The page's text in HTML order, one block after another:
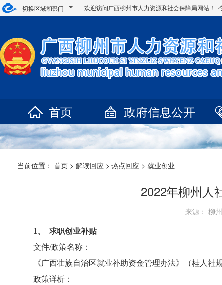
切换区域和部门 欢迎访问广西柳州市人力资源和社会保障局网站！
首页 政府信息公开
当前位置： 首页 > 解读回应 > 热点回应 > 就业创业
2022年柳州人
来源： 柳
1、 求职创业补贴
文件/政策名称：
《广西壮族自治区就业补助资金管理办法》（桂人社
政策详析：